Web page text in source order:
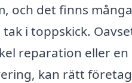
och det finns
i toppskick.
reparation eller
kan rätt